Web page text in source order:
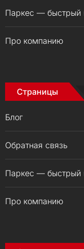
Паркес — быстрый
Про компанию
Страницы
Блог
Обратная связь
Паркес — быстрый
Про компанию